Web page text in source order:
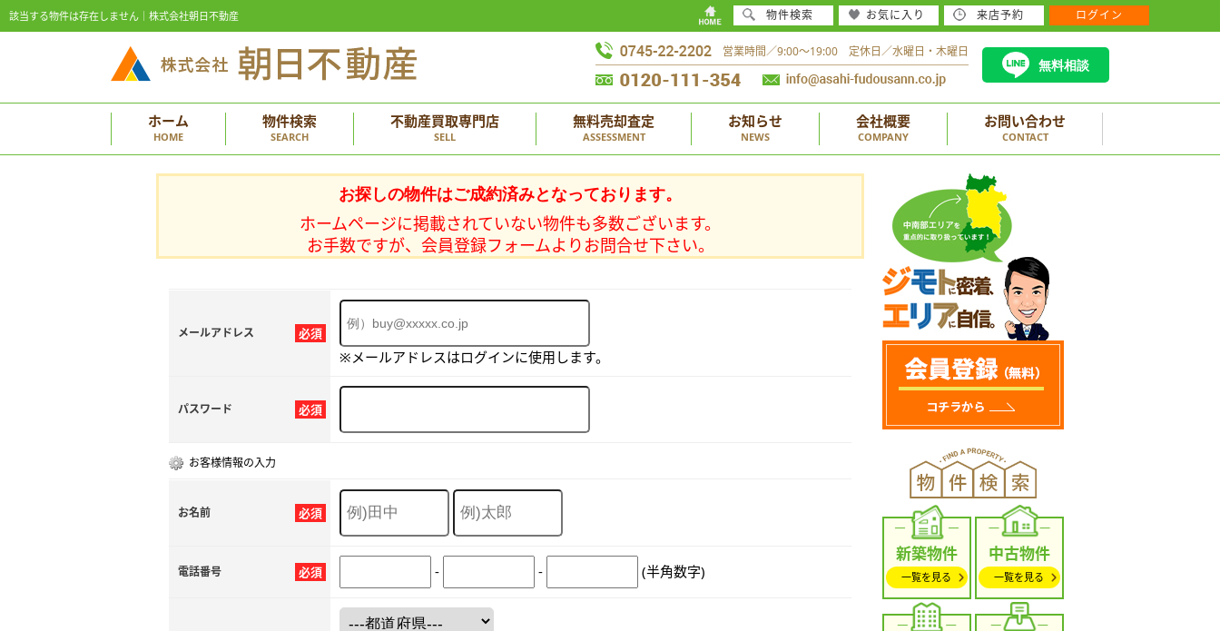
該当する物件は存在しません｜株式会社朝日不動産
営業時間／9:00～19:00 定休日／水曜日・木曜日
無料相談
ホーム
HOME
物件検索
SEARCH
不動産買取専門店
SELL
無料売却査定
ASSESSMENT
お知らせ
NEWS
会社概要
COMPANY
お問い合わせ
CONTACT
お探しの物件はご成約済みとなっております。
ホームページに掲載されていない物件も多数ございます。
お手数ですが、会員登録フォームよりお問合せ下さい。
必須
メールアドレス
※メールアドレスはログインに使用します。
必須
パスワード
お客様情報の入力
必須
お名前
必須
電話番号 - - (半角数字)
新築物件
一覧を見る
中古物件
一覧を見る
物件検索 お気に入り 来店予約 ログイン